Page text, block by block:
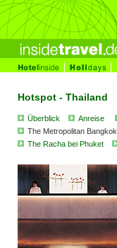
Hotspot - Thailand
Überblick Anreise
The Metropolitan Bangkok
The Racha bei Phuket